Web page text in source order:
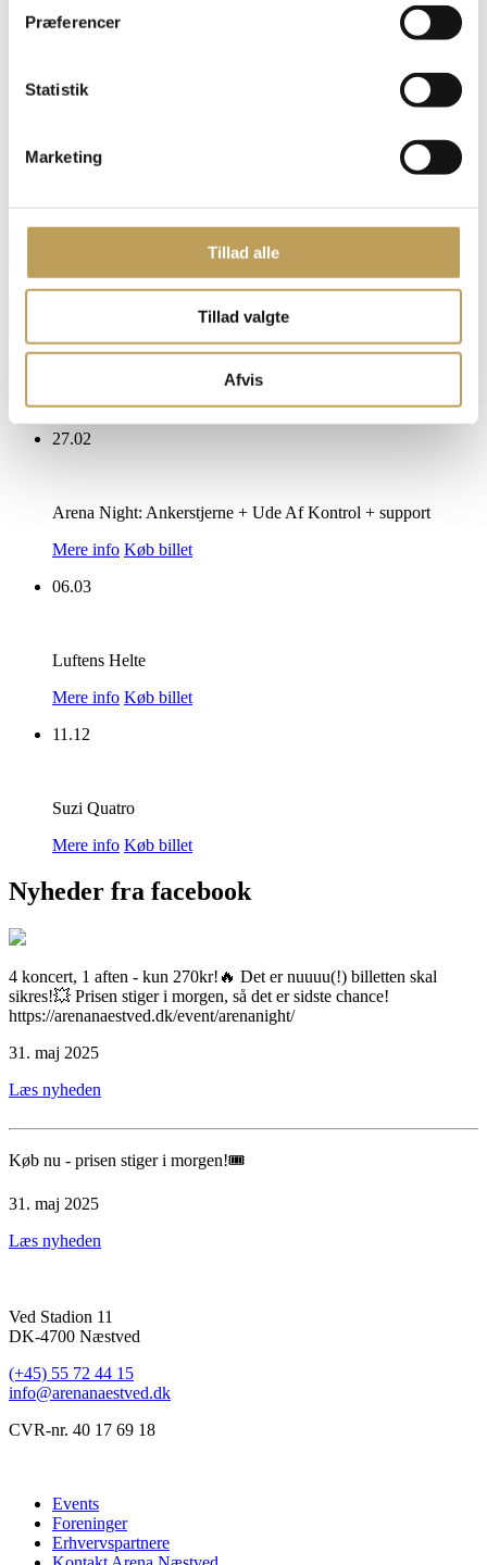
Præferencer
Statistik
Marketing
Tillad alle
Tillad valgte
Afvis
30.01
Mere info Køb billet
27.02
Arena Night: Ankerstjerne + Ude Af Kontrol + support
Mere info Køb billet
06.03
Luftens Helte
Mere info Køb billet
11.12
Suzi Quatro
Mere info Køb billet
Nyheder fra facebook
4 koncert, 1 aften - kun 270kr!🔥 Det er nuuuu(!) billetten skal
sikres!💥 Prisen stiger i morgen, så det er sidste chance!
https://arenanaestved.dk/event/arenanight/
31. maj 2025
Læs nyheden
Køb nu - prisen stiger i morgen!🎟
31. maj 2025
Læs nyheden
Ved Stadion 11
DK-4700 Næstved
(+45) 55 72 44 15
info@arenanaestved.dk
CVR-nr. 40 17 69 18
Events
Foreninger
Erhvervspartnere